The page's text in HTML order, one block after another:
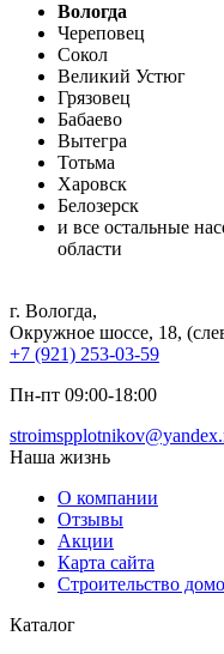
Вологда
Череповец
Сокол
Великий Устюг
Грязовец
Бабаево
Вытегра
Тотьма
Харовск
Белозерск
и все остальные
области
г. Вологда,
Окружное шоссе, 18,
+7 (921) 253-03-59
Пн-пт 09:00-18:00
Наша жизнь
О компании
Отзывы
Акции
Карта сайта
Строительство
Каталог